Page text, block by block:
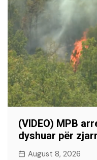
(VIDEO) MPB
dyshuar për
August 8, 2026